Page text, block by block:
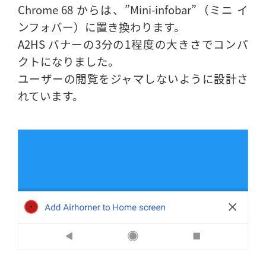
Chrome 68 からは、”Mini-infobar”（ミニ イ
ンフォバー）に置き換わります。
A2HS バナーの3分の1程度の大きさでコンパ
クトになりました。
ユーザーの閲覧をジャマしないように設計さ
れています。